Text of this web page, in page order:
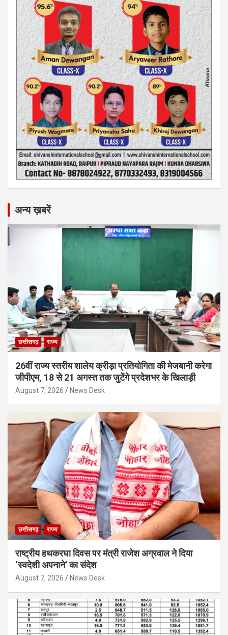
अन्य ख़बरें
छत्तीसगढ़ राज्य
26वीं राज्य स्तरीय शालेय क्रीड़ा प्रतियोगिता की मेजबानी करेगा
जीपीएम, 18 से 21 अगस्त तक जुटेंगे प्रदेशभर के खिलाड़ी
August 7, 2026 News Desk
छत्तीसगढ़ राज्य
राष्ट्रीय हथकरघा दिवस पर मंत्री राजेश अग्रवाल ने दिया
‘स्वदेशी अपनाने’ का संदेश
August 7, 2026 News Desk